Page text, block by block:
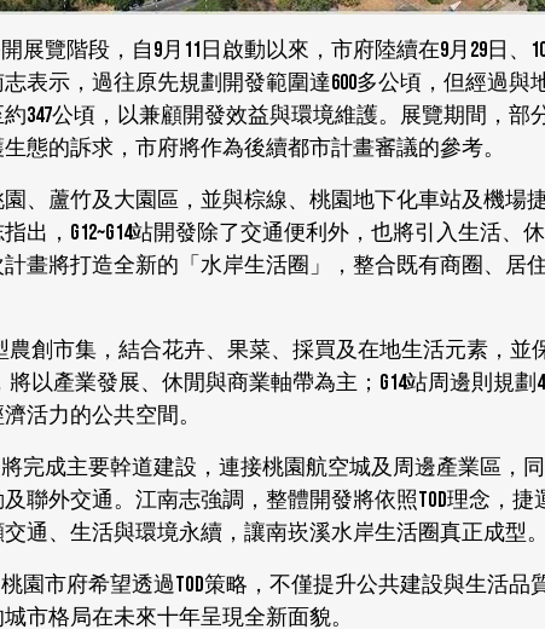
開展覽階段，自9月11日啟動以來，市府陸續在9月29日
表示，過往原先規劃開發範圍達600多公頃，但經過與
347公頃，以兼顧開發效益與環境維護。展覽期間，部
態的訴求，市府將作為後續都市計畫審議的參考。
、蘆竹及大園區，並與棕線、桃園地下化車站及機場
出，G12~G14站開發除了交通便利外，也將引入生活、
畫將打造全新的「水岸生活圈」，整合既有商圈、居
農創市集，結合花卉、果菜、採買及在地生活元素，
將以產業發展、休閒與商業軸帶為主；G14站周邊則規
活力的公共空間。
將完成主要幹道建設，連接桃園航空城及周邊產業區，
聯外交通。江南志強調，整體開發將依照TOD理念，
通、生活與環境永續，讓南崁溪水岸生活圈真正成型。
桃園市府希望透過TOD策略，不僅提升公共建設與生活
市格局在未來十年呈現全新面貌。